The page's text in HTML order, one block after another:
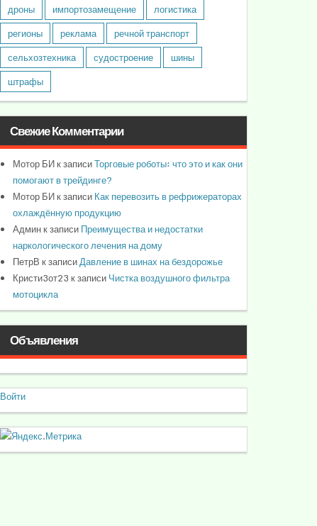
дроны
импортозамещение
логистика
регионы
реклама
речной транспорт
сельхозтехника
судостроение
шины
штрафы
Свежие Комментарии
Мотор БИк записиТорговые роботы: что это и как они
помогают в трейдинге?
Мотор БИк записиКак перевозить в рефрижераторах
охлаждённую продукцию
Админк записиПреимущества и недостатки
наркологического лечения на дому
ПетрВ к записиДавление в шинах на бездорожье
Кристи3от23 к записиЧистка воздушного фильтра
мотоцикла
Объявления
Войти